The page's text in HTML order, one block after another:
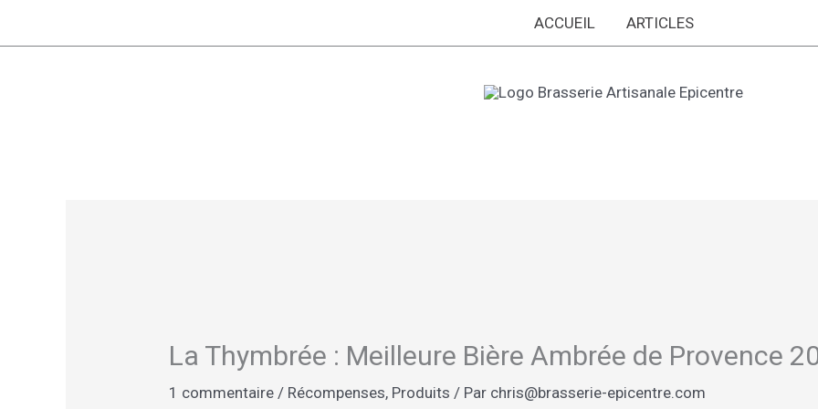
ACCUEIL ARTICLES
La Thymbrée : Meilleure Bière Ambrée de Provence
1 commentaire / Récompenses, Produits / Par chris@brasserie-epicentre.com